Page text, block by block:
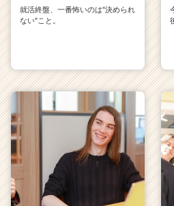
就活終盤、一番怖いのは"決められ
ない"こと。